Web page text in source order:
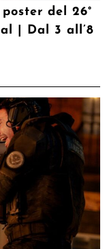
del 26°
| Dal 3 all’8